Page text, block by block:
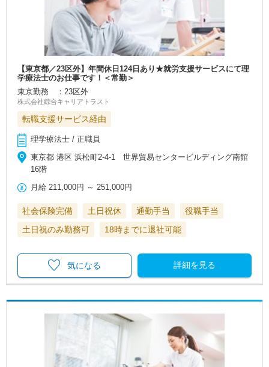
【東京都／23区外】年間休日124日あり★就労支援サービスにて理
学療法士のお仕事です！＜常勤＞
東京勤務 ：23区外
株式会社綜合キャリアトラスト
転職支援サービス経由
理学療法士 / 正職員
東京都 港区 浜松町2-4-1 世界貿易センタービルディング南館
16階
月給 211,000円 ～ 251,000円
社会保険完備 土日祝休 通勤手当
役職手当
土日祝のみ勤務可
18時までに退社可能
詳細を見る
気になる